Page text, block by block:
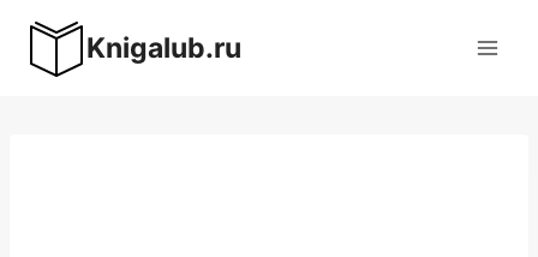
содержимому
Knigalub.ru